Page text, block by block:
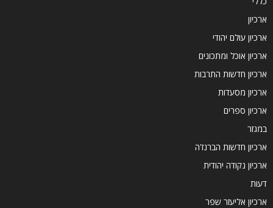
ארכיון
ארכיון עולם יהודי
ארכיון אוכל ומתכונים
ארכיון חדשות התרבות
ארכיון מסעדות
ארכיון ספרים
במגזר
ארכיון חדשות הברנז'ה
ארכיון נקודה יהודית
דעות
ארכיון אליעזר שפר